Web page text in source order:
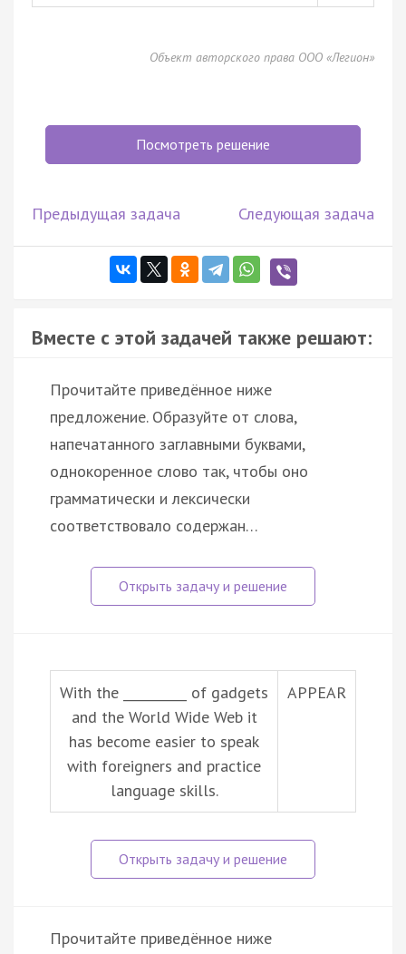
Объект авторского права ООО «Легион»
Посмотреть решение
Предыдущая задача Следующая задача
Вместе с этой задачей также решают:
Прочитайте приведённое ниже
предложение. Образуйте от слова,
напечатанного заглавными буквами,
однокоренное слово так, чтобы оно
грамматически и лексически
соответствовало содержан…
With the __________ of gadgets
and the World Wide Web it
has become easier to speak
with foreigners and practice
language skills.
APPEAR
Прочитайте приведённое ниже